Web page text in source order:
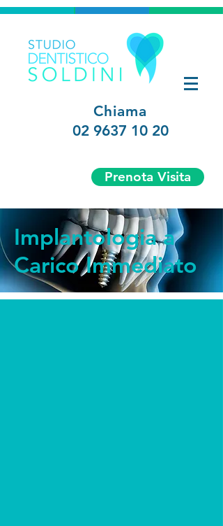
Chiama
02 9637 10 20
Prenota Visita
Implantologia a
Carico Immediato